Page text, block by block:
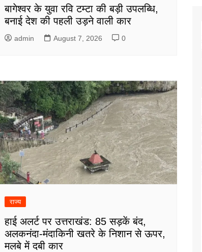
बागेश्वर के युवा रवि टम्टा की बड़ी उपलब्धि,
बनाई देश की पहली उड़ने वाली कार
admin August 7, 2026 0
राज्य
हाई अलर्ट पर उत्तराखंड: 85 सड़कें बंद,
अलकनंदा-मंदाकिनी खतरे के निशान से ऊपर,
मलबे में दबी कार